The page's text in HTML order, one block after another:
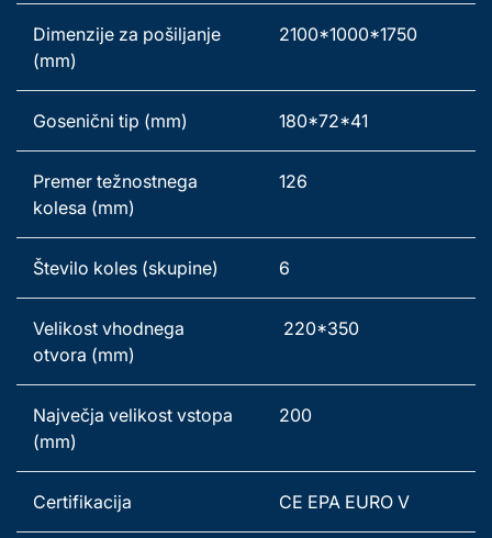
Dimenzije za pošiljanje
(mm)
2100*1000*1750
Gosenični tip (mm) 180*72*41
Premer težnostnega
kolesa (mm)
126
Število koles (skupine) 6
Velikost vhodnega
otvora (mm)
220*350
Največja velikost vstopa
(mm)
200
Certifikacija CE EPA EURO V